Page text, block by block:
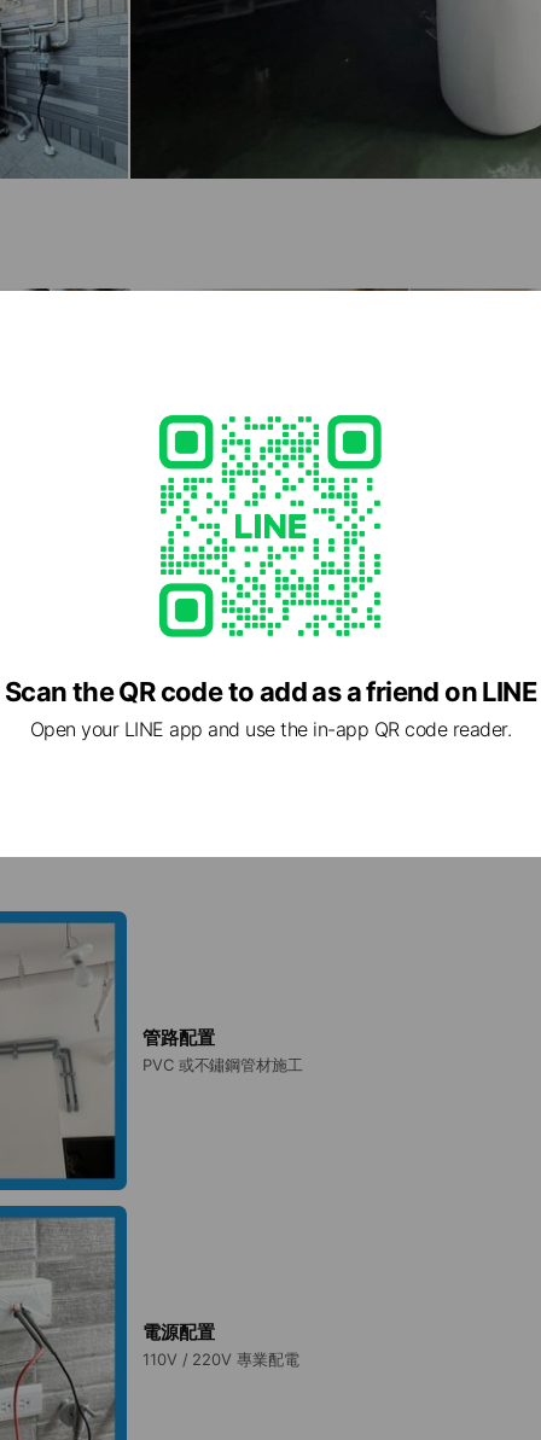
，更提供完整規劃與售後。
管路配置
PVC 或不鏽鋼管材施工
電源配置
110V / 220V 專業配電
Scan the QR code to add as a friend on LINE
Open your LINE app and use the in-app QR code reader.